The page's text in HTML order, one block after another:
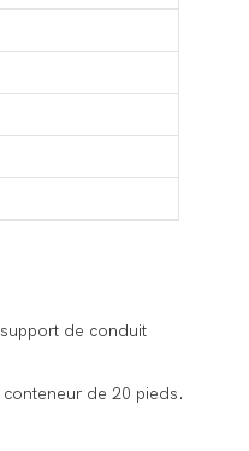
de conduit
de 20 pieds.